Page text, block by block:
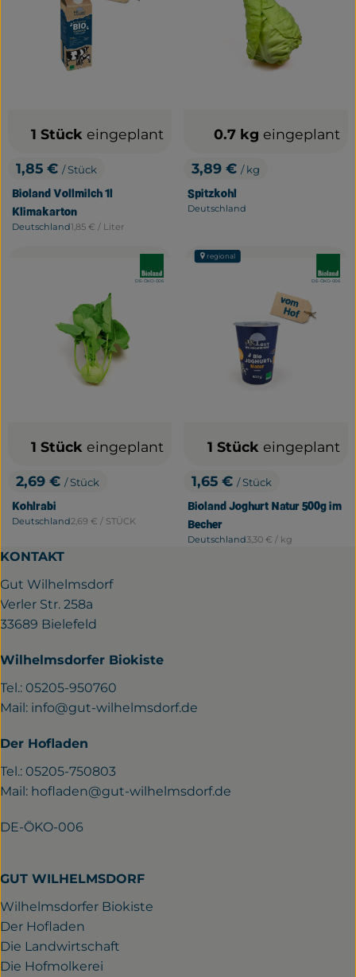
, Preis:
1,85 € / Stück
Bioland Vollmilch 1l
Klimakarton
, Herkunft:
Deutschland, Referenzpreis:
1,85 € / Liter
1 Stück eingeplant
, Preis:
3,89 €/ kg
Spitzkohl
, Herkunft:
Deutschland
0.7 kg eingeplant
, Preis:
2,69 € / Stück
Kohlrabi
, Herkunft:
Deutschland, Referenzpreis:
2,69 € / STÜCK
1 Stück eingeplant
, Kontrollstelle:
DE-ÖKO-006
, Preis:
1,65 €/ Stück
Bioland Joghurt Natur 500g im
Becher
, Herkunft:
Deutschland, Referenzpreis:
3,30 €/ kg
1 Stück eingeplant
, Kontrollstelle:
DE-ÖKO-006
regional
KONTAKT
Gut Wilhelmsdorf
Verler Str. 258a
33689 Bielefeld
Wilhelmsdorfer Biokiste
Tel.: 05205-950760
Mail: info@gut-wilhelmsdorf.de
Der Hofladen
Tel.: 05205-750803
Mail: hofladen@gut-wilhelmsdorf.de
DE-ÖKO-006
GUT WILHELMSDORF
Wilhelmsdorfer Biokiste
Der Hofladen
Die Landwirtschaft
Die Hofmolkerei